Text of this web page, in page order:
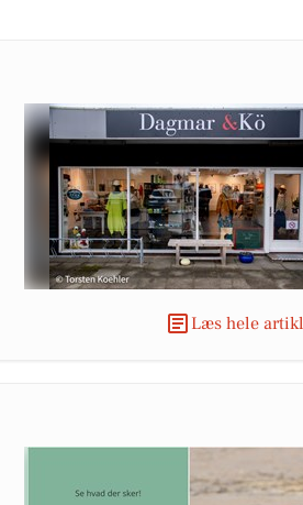
Læs hele